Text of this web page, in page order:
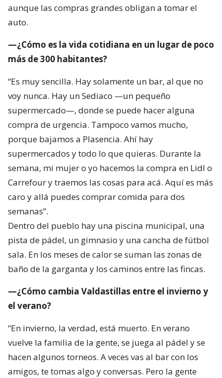
aunque las compras grandes obligan a tomar el
auto.
—¿Cómo es la vida cotidiana en un lugar de poco
más de 300 habitantes?
“Es muy sencilla. Hay solamente un bar, al que no
voy nunca. Hay un Sediaco —un pequeño
supermercado—, donde se puede hacer alguna
compra de urgencia. Tampoco vamos mucho,
porque bajamos a Plasencia. Ahí hay
supermercados y todo lo que quieras. Durante la
semana, mi mujer o yo hacemos la compra en Lidl o
Carrefour y traemos las cosas para acá. Aquí es más
caro y allá puedes comprar comida para dos
semanas”.
Dentro del pueblo hay una piscina municipal, una
pista de pádel, un gimnasio y una cancha de fútbol
sala. En los meses de calor se suman las zonas de
baño de la garganta y los caminos entre las fincas.
—¿Cómo cambia Valdastillas entre el invierno y
el verano?
“En invierno, la verdad, está muerto. En verano
vuelve la familia de la gente, se juega al pádel y se
hacen algunos torneos. A veces vas al bar con los
amigos, te tomas algo y conversas. Pero la gente